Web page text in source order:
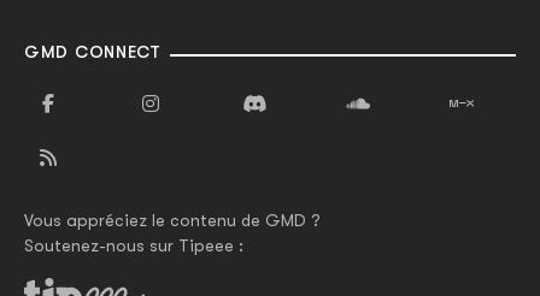
GMD CONNECT
Vous appréciez le contenu de GMD ?
Soutenez-nous sur Tipeee :